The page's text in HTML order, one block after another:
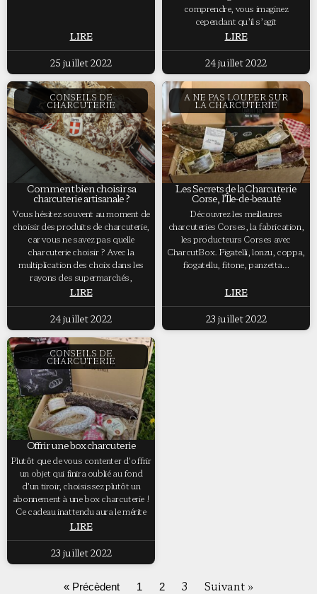
LIRE
25 juillet 2022
comprendre, vous imaginez
cependant qu’il s’agit
LIRE
24 juillet 2022
CONSEILS DE
CHARCUTERIE
Comment bien choisir sa
charcuterie artisanale ?
Vous hésitez souvent au moment de
choisir des produits de charcuterie,
car vous ne savez pas quelle
charcuterie choisir ? Avec la
multiplication des choix dans les
rayons des supermarchés,
LIRE
24 juillet 2022
A NE PAS LOUPER SUR
LA CHARCUTERIE
Les Secrets de la Charcuterie
Corse, l’Île-de-beauté
Découvrez les meilleures
charcuteries Corses, la fabrication,
les producteurs Corses avec
CharcutBox. Figatelli, lonzu, coppa,
fiogatellu, fitone, panzetta…
LIRE
23 juillet 2022
CONSEILS DE
CHARCUTERIE
Offrir une box charcuterie
Plutôt que de vous contenter d’offrir
un objet qui finira oublié au fond
d’un tiroir, choisissez plutôt un
abonnement à une box charcuterie !
Ce cadeau inattendu aura le mérite
LIRE
23 juillet 2022
« Précèdent 1 2 3 Suivant »